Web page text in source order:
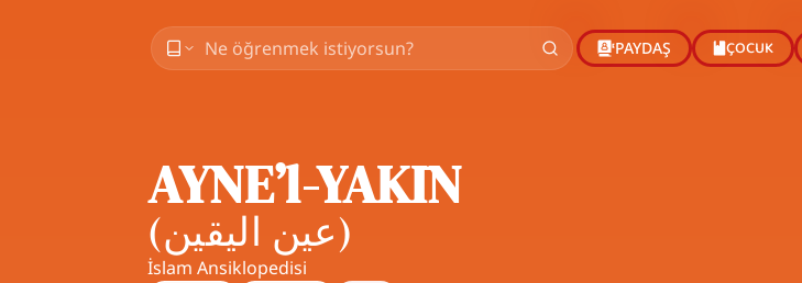
PAYDAŞ ÇOCUK
AYNE’l-YAKĪN
(عين اليقين)
İslam Ansiklopedisi